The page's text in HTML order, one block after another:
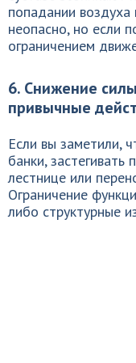
попадании
неопасно, но если
ограничением
6. Снижение
привычные
Если вы заметили,
банки, застегивать
лестнице или
Ограничение
либо структурные